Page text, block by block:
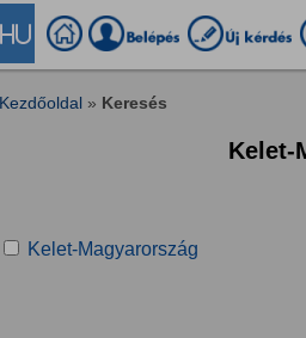
Kezdőoldal » Keresés
Kelet-
Kelet-Magyarország